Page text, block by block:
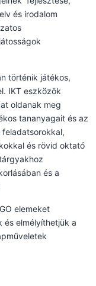
és irodalom
történik játékos,
IKT eszközök
oldanak meg
tananyagait és az
és rövid oktató
és a
elemeket
és elmélyíthetjük a